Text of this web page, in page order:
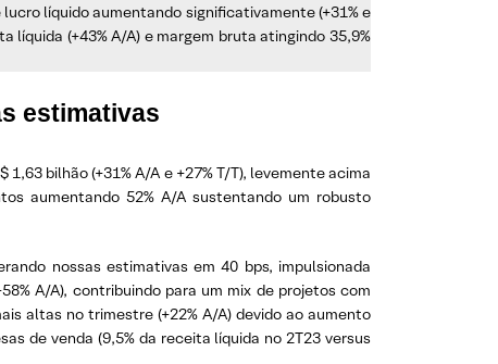
líquido aumentando significativamente (+31% e
(+43% A/A) e margem bruta atingindo 35,9%
estimativas
bilhão (+31% A/A e +27% T/T), levemente acima
aumentando 52% A/A sustentando um robusto
nossas estimativas em 40 bps, impulsionada
A/A), contribuindo para um mix de projetos com
altas no trimestre (+22% A/A) devido ao aumento
de venda (9,5% da receita líquida no 2T23 versus